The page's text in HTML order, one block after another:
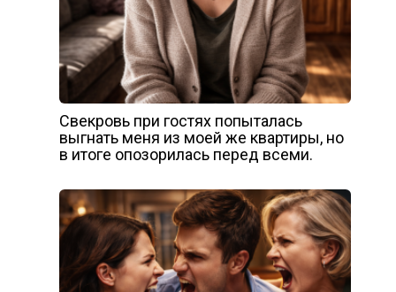
Свекровь при гостях попыталась
выгнать меня из моей же квартиры, но
в итоге опозорилась перед всеми.